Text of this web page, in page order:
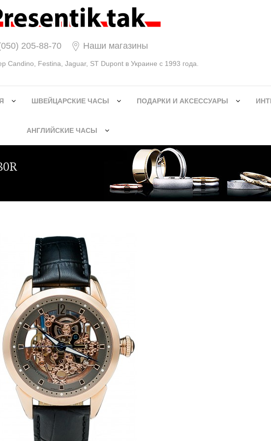
205-88-70 Наши магазины
Candino, Festina, Jaguar, ST Dupont в Украине с 1993 года.
ШВЕЙЦАРСКИЕ ЧАСЫ ПОДАРКИ И АКСЕССУАРЫ
АНГЛИЙСКИЕ ЧАСЫ